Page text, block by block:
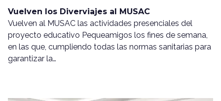
Vuelven los Diverviajes al MUSAC
Vuelven al MUSAC las actividades presenciales del
proyecto educativo Pequeamigos los fines de semana,
en las que, cumpliendo todas las normas sanitarias para
garantizar la…